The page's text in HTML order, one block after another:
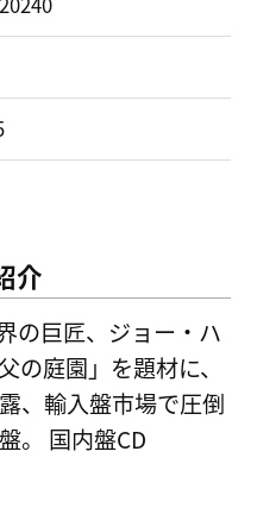
介
の巨匠、ジョー・ハ
の庭園」を題材に、
、輸入盤市場で圧倒
。 国内盤CD